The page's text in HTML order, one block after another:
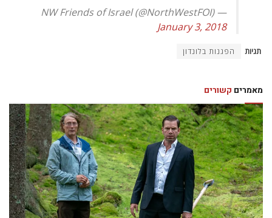
— NW Friends of Israel (@NorthWestFOI)
January 3, 2018
תגיות הפגנות בלונדון
מאמרים קשורים